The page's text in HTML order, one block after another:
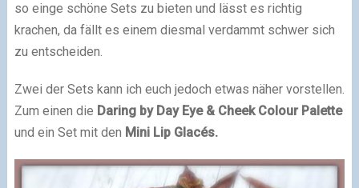
so einge schöne Sets zu bieten und lässt es richtig
krachen, da fällt es einem diesmal verdammt schwer sich
zu entscheiden.
Zwei der Sets kann ich euch jedoch etwas näher vorstellen.
Zum einen die Daring by Day Eye & Cheek Colour Palette
und ein Set mit den MiniLip Glacés.